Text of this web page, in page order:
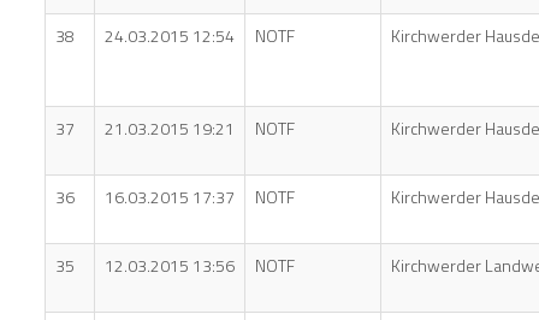
38 24.03.2015 12:54 NOTF Kirchwerder
37 21.03.2015 19:21 NOTF Kirchwerder
36 16.03.2015 17:37 NOTF Kirchwerder
35 12.03.2015 13:56 NOTF Kirchwerder